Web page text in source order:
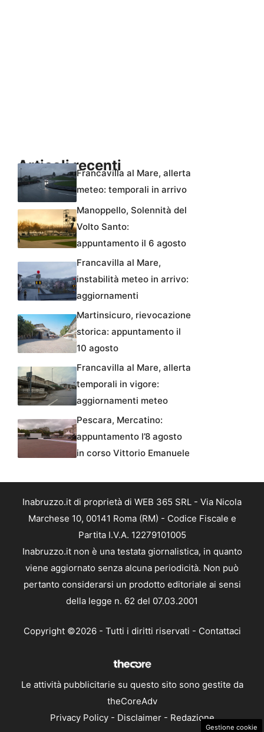
Articoli recentiFrancavilla al Mare, allerta
meteo: temporali in arrivo
Manoppello, Solennità del
Volto Santo:
appuntamento il 6 agosto
Francavilla al Mare,
instabilità meteo in arrivo:
aggiornamenti
Martinsicuro, rievocazione
storica: appuntamento il
10 agosto
Francavilla al Mare, allerta
temporali in vigore:
aggiornamenti meteo
Pescara, Mercatino:
appuntamento l’8 agosto
in corso Vittorio Emanuele
Inabruzzo.it di proprietà di WEB 365 SRL - Via Nicola
Marchese 10, 00141 Roma (RM) - Codice Fiscale e
Partita I.V.A. 12279101005
Inabruzzo.it non è una testata giornalistica, in quanto
viene aggiornato senza alcuna periodicità. Non può
pertanto considerarsi un prodotto editoriale ai sensi
della legge n. 62 del 07.03.2001
Copyright ©2026 - Tutti i diritti riservati - Contattaci
Le attività pubblicitarie su questo sito sono gestite da
theCoreAdv
Privacy Policy- Disclaimer- Redazione
Gestione cookie